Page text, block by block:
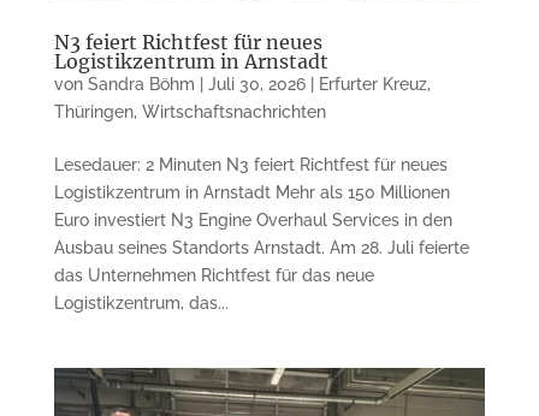
N3 feiert Richtfest für neues
Logistikzentrum in Arnstadt
von Sandra Böhm Juli 30, 2026| Erfurter Kreuz,
Thüringen, Wirtschaftsnachrichten
Lesedauer: 2 Minuten N3 feiert Richtfest für neues
Logistikzentrum in Arnstadt Mehr als 150 Millionen
Euro investiert N3 Engine Overhaul Services in den
Ausbau seines Standorts Arnstadt. Am 28. Juli feierte
das Unternehmen Richtfest für das neue
Logistikzentrum, das...